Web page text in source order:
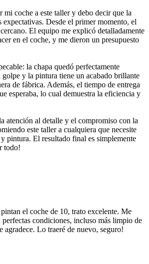
mi coche a este taller y debo decir que la
expectativas. Desde el primer momento, el
El equipo me explicó detalladamente
en el coche, y me dieron un presupuesto
la chapa quedó perfectamente
golpe y la pintura tiene un acabado brillante
de fábrica. Además, el tiempo de entrega
esperaba, lo cual demuestra la eficiencia y
atención al detalle y el compromiso con la
este taller a cualquiera que necesite
pintura. El resultado final es simplemente
todo!
el coche de 10, trato excelente. Me
perfectas condiciones, incluso más limpio de
agradece. Lo traeré de nuevo, seguro!